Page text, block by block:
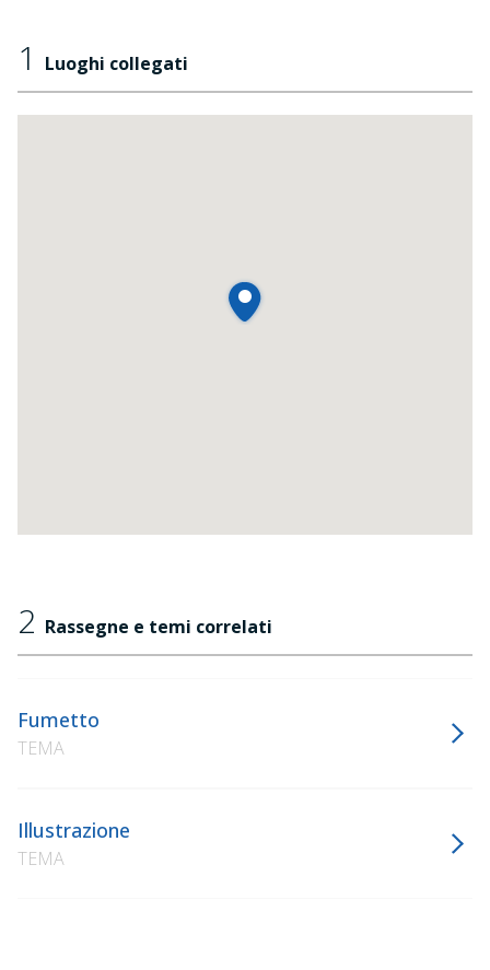
1 Luoghi collegati
2 Rassegne e temi correlati
Fumetto
TEMA
Illustrazione
TEMA